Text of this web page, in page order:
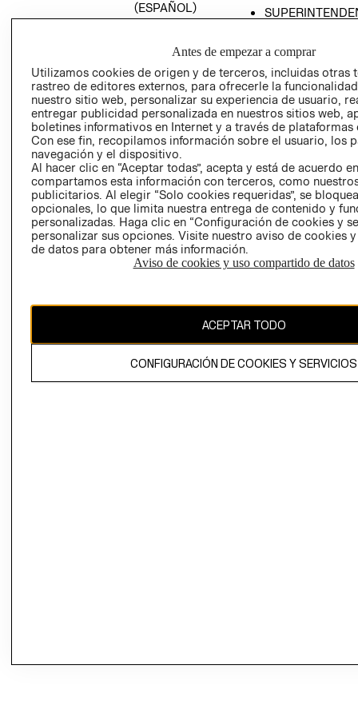
(ESPAÑOL)
TRANSPARENCIA
PETICIONES
QUEJAS Y
RECLAMOS
Colombia ($)
CAMBIAR REGIÓN
El contenido de esta página web está protegido por copyright y es
propiedad de H&M Hennes & Mauritz AB.
Antes de empezar a comprar
Utilizamos cookies de origen y de terceros, incluidas otras
rastreo de editores externos, para ofrecerle la
nuestro sitio web, personalizar su experiencia de usuario,
entregar publicidad personalizada en nuestros sitios web,
boletines informativos en Internet y a través de plataformas
Con ese fin, recopilamos información sobre el usuario, los
navegación y el dispositivo.
Al hacer clic en “Aceptar todas”, acepta y está de acuerdo
compartamos esta información con terceros, como
publicitarios. Al elegir “Solo cookies requeridas”, se
opcionales, lo que limita nuestra entrega de contenido y
personalizadas. Haga clic en “Configuración de cookies y
personalizar sus opciones. Visite nuestro aviso de cookies
de datos para obtener más información.
Aviso de cookies y uso compartido de datos
ACEPTAR TODO
CONFIGURACIÓN DE COOKIES Y SERVICIOS